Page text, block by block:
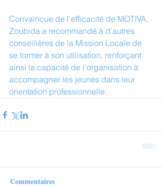
Convaincue de l'efficacité de MOTIVA,
Zoubida a recommandé à d'autres
conseillères de la Mission Locale de
se former à son utilisation, renforçant
ainsi la capacité de l'organisation à
accompagner les jeunes dans leur
orientation professionnelle.
Commentaires